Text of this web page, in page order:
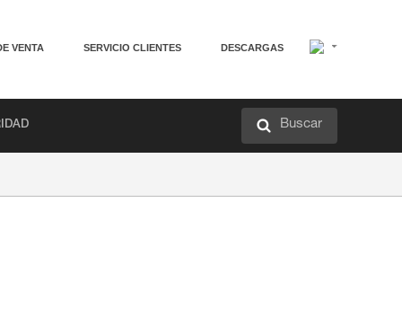
VENTA SERVICIO CLIENTES DESCARGAS
Buscar